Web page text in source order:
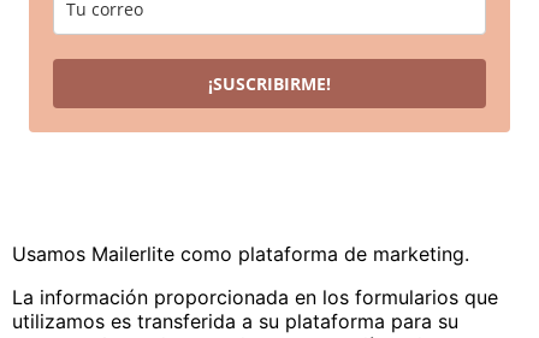
¡SUSCRIBIRME!
Usamos Mailerlite como plataforma de marketing.
La información proporcionada en los formularios que
utilizamos es transferida a su plataforma para su